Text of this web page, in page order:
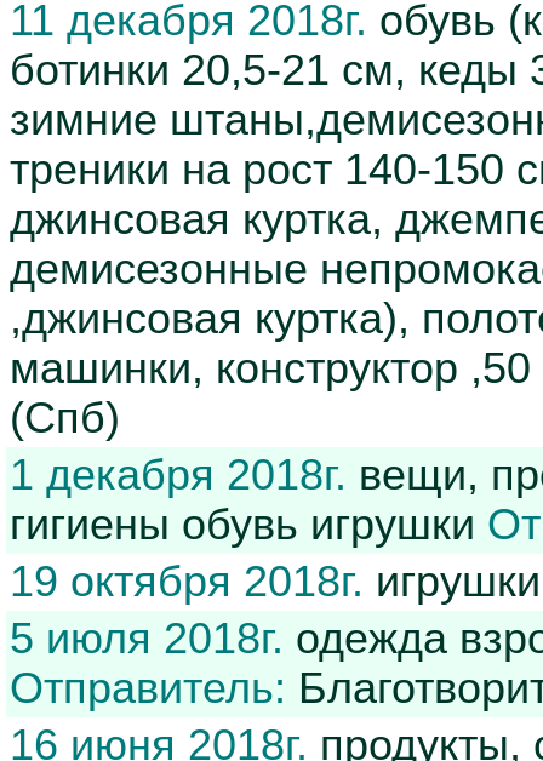
11 декабря 2018г. обувь
ботинки 20,5-21 см, кеды
зимние
треники на рост 140-150
джинсовая куртка,
демисезонные
,джинсовая куртка),
машинки, конструктор
(Спб)
1 декабря 2018г. вещи,
гигиены обувь игрушки
19 октября 2018г.
5 июля 2018г. одежда
Отправитель:
16 июня 2018г. продукты,